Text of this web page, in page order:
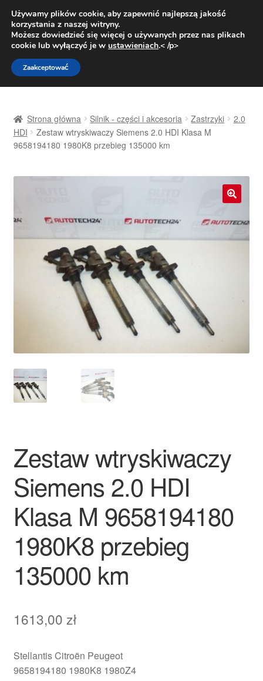
DOSTAWA od 31 zł
Pn.-pt. 9:00-16:00800 003 167
Przejdź
do
nawigacji
Przejdź
do
treści
Dostawa
Moje konto
Polityka prywatności
Procedura reklamacyjna
Skarga
Zasady i warunki
Strona główna Silnik - części i akcesoria Zastrzyki
2.0
HDI
Zestaw wtryskiwaczy Siemens 2.0 HDI Klasa M
9658194180 1980K8 przebieg 135000 km
Zestaw wtryskiwaczy
Siemens 2.0 HDI
Klasa M 9658194180
1980K8 przebieg
135000 km
1613,00 zł
Stellantis Citroën Peugeot
9658194180 1980K8 1980Z4
Używamy plików cookie, aby zapewnić najlepszą jakość
korzystania z naszej witryny.
Możesz dowiedzieć się więcej o używanych przez nas plikach
cookie lub wyłączyć je w ustawieniach.< /p>
Zaakceptować